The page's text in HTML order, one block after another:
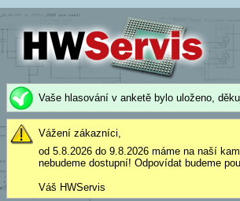
Vaše hlasování v anketě bylo uloženo,
Vážení zákazníci,
od 5.8.2026 do 9.8.2026 máme na naší
nebudeme dostupní! Odpovídat budeme
Váš HWServis